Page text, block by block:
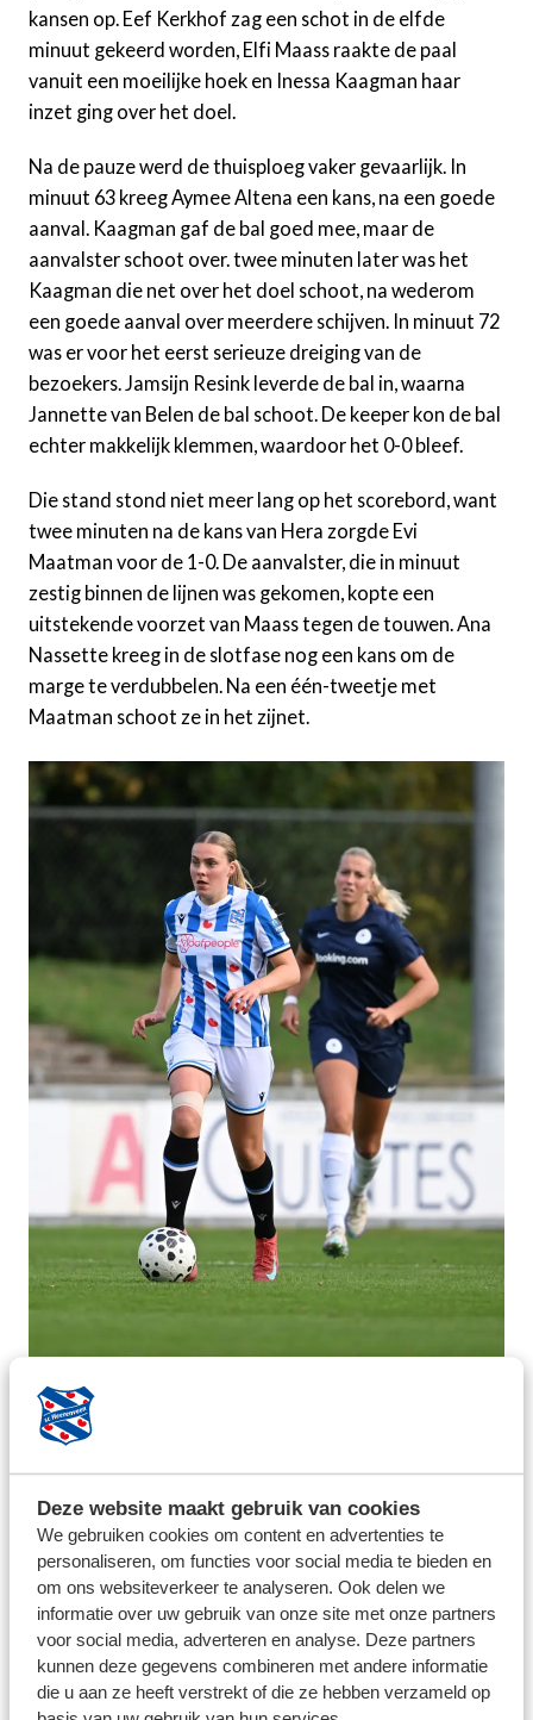
Deze website maakt gebruik van cookies
We gebruiken cookies om content en advertenties te
personaliseren, om functies voor social media te bieden en
om ons websiteverkeer te analyseren. Ook delen we
informatie over uw gebruik van onze site met onze partners
voor social media, adverteren en analyse. Deze partners
kunnen deze gegevens combineren met andere informatie
die u aan ze heeft verstrekt of die ze hebben verzameld op
kansen op. Eef Kerkhof zag een schot in de elfde
minuut gekeerd worden, Elfi Maass raakte de paal
vanuit een moeilijke hoek en Inessa Kaagman haar
inzet ging over het doel.
Na de pauze werd de thuisploeg vaker gevaarlijk. In
minuut 63 kreeg Aymee Altena een kans, na een goede
aanval. Kaagman gaf de bal goed mee, maar de
aanvalster schoot over. twee minuten later was het
Kaagman die net over het doel schoot, na wederom
een goede aanval over meerdere schijven. In minuut 72
was er voor het eerst serieuze dreiging van de
bezoekers. Jamsijn Resink leverde de bal in, waarna
Jannette van Belen de bal schoot. De keeper kon de bal
echter makkelijk klemmen, waardoor het 0-0 bleef.
Die stand stond niet meer lang op het scorebord, want
twee minuten na de kans van Hera zorgde Evi
Maatman voor de 1-0. De aanvalster, die in minuut
zestig binnen de lijnen was gekomen, kopte een
uitstekende voorzet van Maass tegen de touwen. Ana
Nassette kreeg in de slotfase nog een kans om de
marge te verdubbelen. Na een één-tweetje met
Maatman schoot ze in het zijnet.